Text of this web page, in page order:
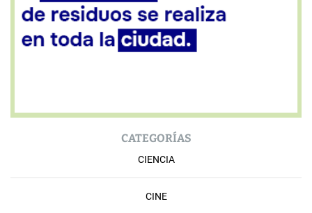
CATEGORÍAS
CIENCIA
CINE